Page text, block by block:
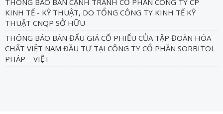
KINH TẾ - KỸ THUẬT, DO TỔNG CÔNG TY KINH TẾ KỸ
THUẬT CNQP SỞ HỮU
THÔNG BÁO BÁN ĐẤU GIÁ CỔ PHIẾU CỦA TẬP ĐOÀN HÓA
CHẤT VIỆT NAM ĐẦU TƯ TẠI CÔNG TY CỔ PHẦN SORBITOL
PHÁP – VIỆT